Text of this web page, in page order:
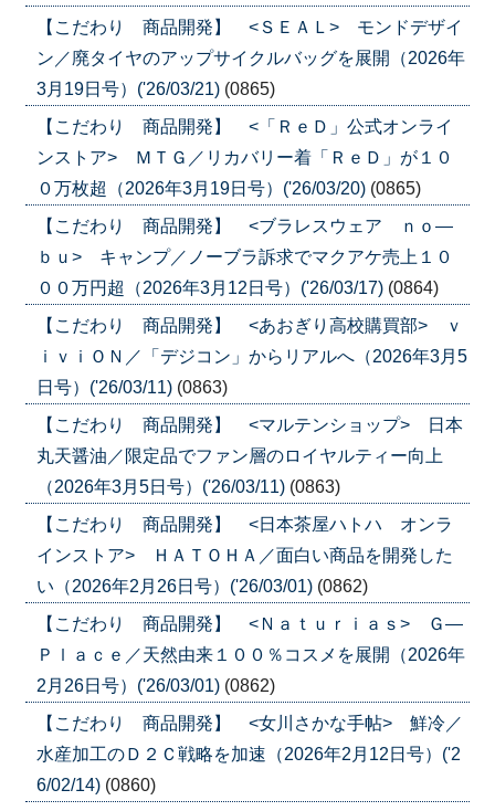
【こだわり 商品開発】 <ＳＥＡＬ> モンドデザイ
ン／廃タイヤのアップサイクルバッグを展開（2026年
3月19日号）('26/03/21) (0865)
【こだわり 商品開発】 <「ＲｅＤ」公式オンライ
ンストア> ＭＴＧ／リカバリー着「ＲｅＤ」が１０
０万枚超（2026年3月19日号）('26/03/20) (0865)
【こだわり 商品開発】 <ブラレスウェア ｎｏ―
ｂｕ> キャンプ／ノーブラ訴求でマクアケ売上１０
００万円超（2026年3月12日号）('26/03/17) (0864)
【こだわり 商品開発】 <あおぎり高校購買部> ｖ
ｉｖｉＯＮ／「デジコン」からリアルへ（2026年3月5
日号）('26/03/11) (0863)
【こだわり 商品開発】 <マルテンショップ> 日本
丸天醤油／限定品でファン層のロイヤルティー向上
（2026年3月5日号）('26/03/11) (0863)
【こだわり 商品開発】 <日本茶屋ハトハ オンラ
インストア> ＨＡＴＯＨＡ／面白い商品を開発した
い（2026年2月26日号）('26/03/01) (0862)
【こだわり 商品開発】 <Ｎａｔｕｒｉａｓ> Ｇ―
Ｐｌａｃｅ／天然由来１００％コスメを展開（2026年
2月26日号）('26/03/01) (0862)
【こだわり 商品開発】 <女川さかな手帖> 鮮冷／
水産加工のＤ２Ｃ戦略を加速（2026年2月12日号）('2
6/02/14) (0860)